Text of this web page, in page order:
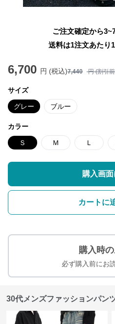
ご注文確定から
送料は1注文あたり
6,700 円 (税込)7,440 円 (割引
サイズ
グレー ブルー
カラー
Ｓ Ｍ Ｌ
購入画
カートに
購入時
必ず購入前にお
30代メンズファッションパン